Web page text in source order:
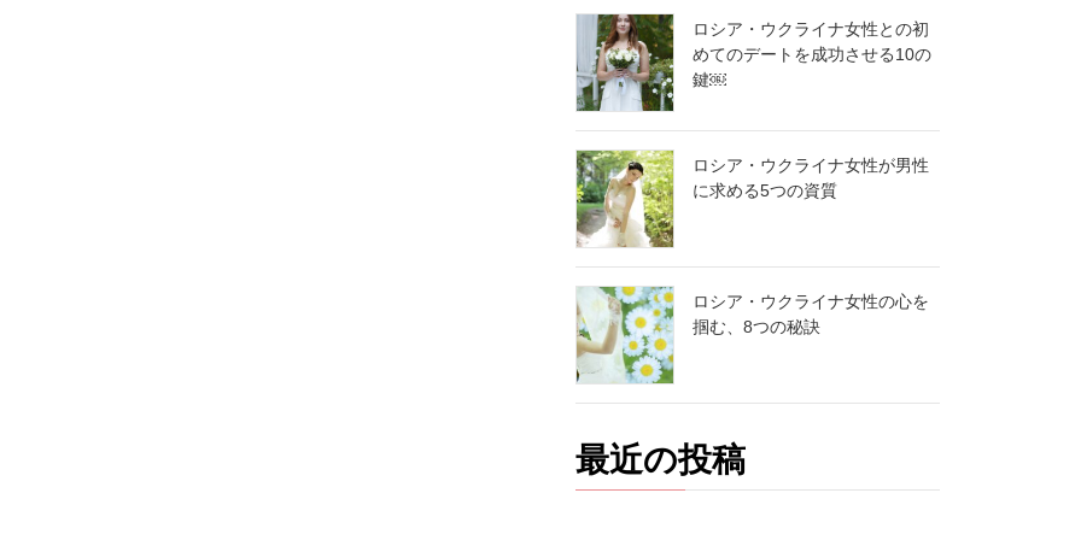
ロシア・ウクライナ女性との初
めてのデートを成功させる10の
鍵￼
ロシア・ウクライナ女性が男性
に求める5つの資質
ロシア・ウクライナ女性の心を
掴む、8つの秘訣
最近の投稿